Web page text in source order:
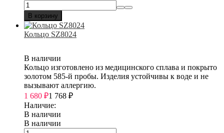
В корзину
Кольцо SZ8024
В наличии
Кольцо изготовлено из медицинского сплава и покрыто
золотом 585-й пробы. Изделия устойчивы к воде и не
вызывают аллергию.
1 680 ₽1 768 ₽
Наличие:
В наличии
В наличии